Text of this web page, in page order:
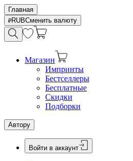
Главная
RUBСменить валюту
Магазин
Импринты
Бестселлеры
Бесплатные
Скидки
Подборки
Автору
Войти в аккаунт